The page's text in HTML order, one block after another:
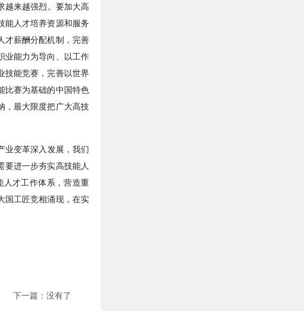
来越强烈。要加大高
能人才培养资源和服务
才薪酬分配机制，完善
业能力为导向、以工作
技能竞赛，完善以世界
比赛为基础的中国特色
，最大限度把广大高技
变革深入发展，我们
要进一步夯实高技能人
人才工作体系，营造重
国工匠竞相涌现，在实
下一篇：没有了